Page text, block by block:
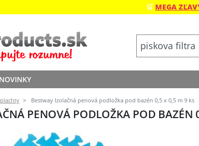
🛒 MEGA
NOVINKY
Bestway Izolačná penová podložka pod bazén 0,5 x 0,5 m 9 ks
PENOVÁ PODLOŽKA POD BAZÉN